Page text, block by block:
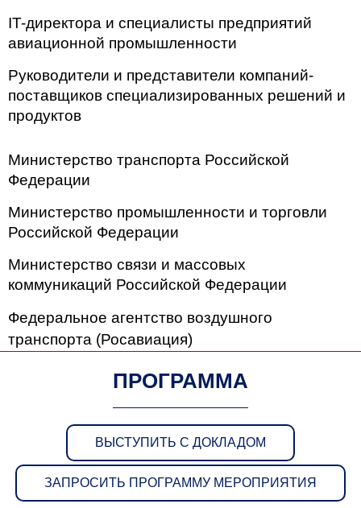
IT-директора и специалисты предприятий
авиационной промышленности
Руководители и представители компаний-
поставщиков специализированных решений и
продуктов
Министерство транспорта Российской
Федерации
Министерство промышленности и торговли
Российской Федерации
Министерство связи и массовых
коммуникаций Российской Федерации
Федеральное агентство воздушного
транспорта (Росавиация)
ПРОГРАММА
ВЫСТУПИТЬ С ДОКЛАДОМ
ЗАПРОСИТЬ ПРОГРАММУ МЕРОПРИЯТИЯ